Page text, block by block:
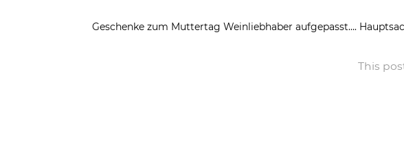
Geschenke zum Muttertag Weinliebhaber aufgepasst….
This